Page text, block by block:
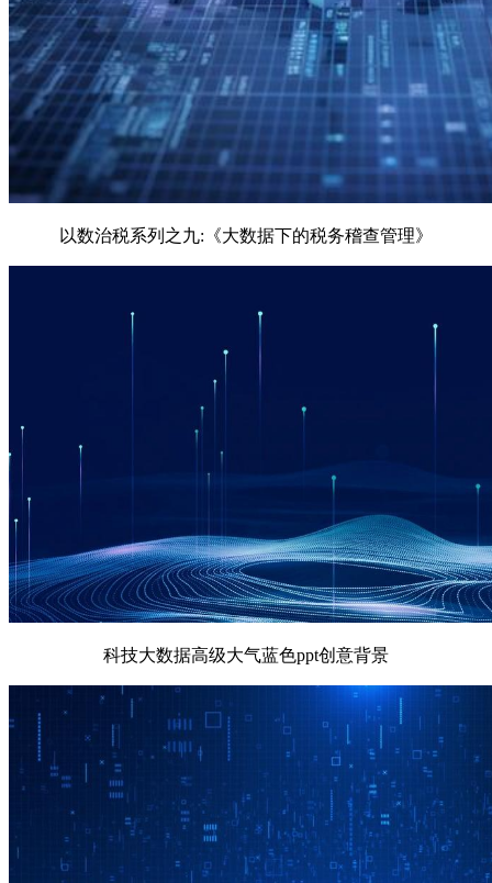
以数治税系列之九:《大数据下的税务稽查管理》
科技大数据高级大气蓝色ppt创意背景